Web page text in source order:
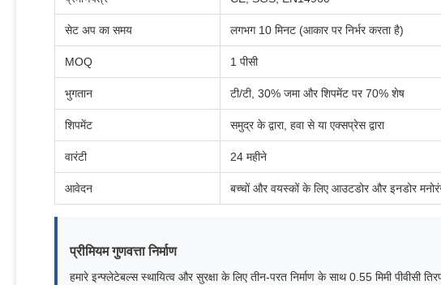
सेट अप का समय लगभग 10 मिनट (आकार पर निर्भर करता है)
MOQ 1 पीसी
भुगतान टी/टी, 30% जमा और शिपमेंट पर 70% शेष
शिपमेंट समुद्र के द्वारा, हवा से या एक्सप्रेस द्वारा
वारंटी 24 महीने
आवेदन बच्चों और वयस्कों के लिए आउटडोर और इनडोर
प्रीमियम गुणवत्ता निर्माण
हमारे इन्फ्लेटेबल्स स्थायित्व और सुरक्षा के लिए तीन-परत निर्माण के साथ 0.55 मिमी पीवीसी